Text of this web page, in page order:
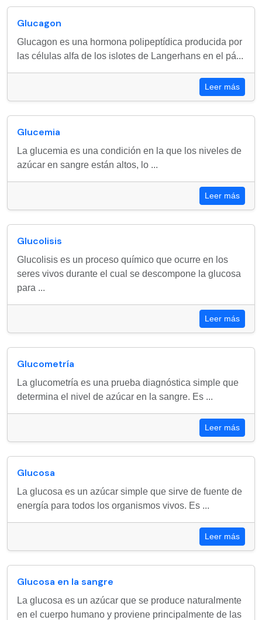
Glucagon
Glucagon es una hormona polipeptídica producida por
las células alfa de los islotes de Langerhans en el pá...
Leer más
Glucemia
La glucemia es una condición en la que los niveles de
azúcar en sangre están altos, lo ...
Leer más
Glucolisis
Glucolisis es un proceso químico que ocurre en los
seres vivos durante el cual se descompone la glucosa
para ...
Leer más
Glucometría
La glucometría es una prueba diagnóstica simple que
determina el nivel de azúcar en la sangre. Es ...
Leer más
Glucosa
La glucosa es un azúcar simple que sirve de fuente de
energía para todos los organismos vivos. Es ...
Leer más
Glucosa en la sangre
La glucosa es un azúcar que se produce naturalmente
en el cuerpo humano y proviene principalmente de las